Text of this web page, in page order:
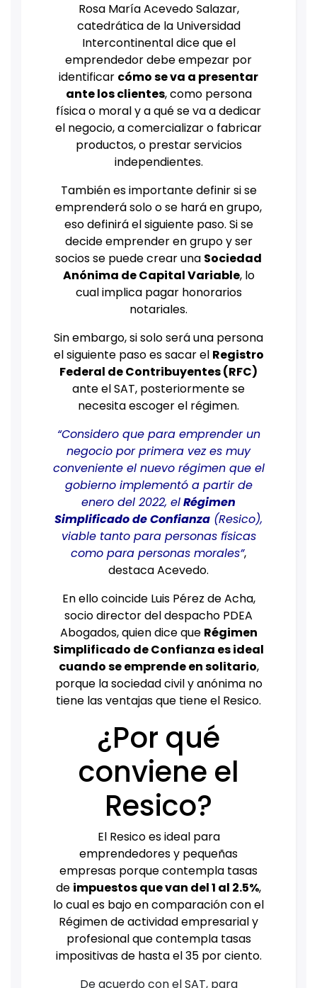
Rosa María Acevedo Salazar,
catedrática de la Universidad
Intercontinental dice que el
emprendedor debe empezar por
identificar cómo se va a presentar
ante los clientes, como persona
física o moral y a qué se va a dedicar
el negocio, a comercializar o fabricar
productos, o prestar servicios
independientes.
También es importante definir si se
emprenderá solo o se hará en grupo,
eso definirá el siguiente paso. Si se
decide emprender en grupo y ser
socios se puede crear una Sociedad
Anónima de Capital Variable, lo
cual implica pagar honorarios
notariales.
Sin embargo, si solo será una persona
el siguiente paso es sacar el Registro
Federal de Contribuyentes (RFC)
ante el SAT, posteriormente se
necesita escoger el régimen.
“Considero que para emprender un
negocio por primera vez es muy
conveniente el nuevo régimen que el
gobierno implementó a partir de
enero del 2022, elRégimen
Simplificado de Confianza (Resico),
viable tanto para personas físicas
como para personas morales”,
destaca Acevedo.
En ello coincide Luis Pérez de Acha,
socio director del despacho PDEA
Abogados, quien dice que Régimen
Simplificado de Confianza es ideal
cuando se emprende en solitario,
porque la sociedad civil y anónima no
tiene las ventajas que tiene el Resico.
¿Por qué
conviene el
Resico?
El Resico es ideal para
emprendedores y pequeñas
empresas porque contempla tasas
de impuestos que van del 1 al 2.5%,
lo cual es bajo en comparación con el
Régimen de actividad empresarial y
profesional que contempla tasas
impositivas de hasta el 35 por ciento.
De acuerdo con el SAT, para